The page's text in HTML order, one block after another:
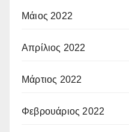
Μάιος 2022
Απρίλιος 2022
Μάρτιος 2022
Φεβρουάριος 2022